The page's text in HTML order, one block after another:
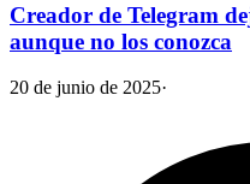
Creador de Telegram
aunque no los conozca
20 de junio de 2025·